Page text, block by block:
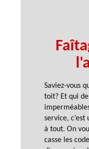
Saviez-vous
toit? Et qui
service,
à tout. On
casse les